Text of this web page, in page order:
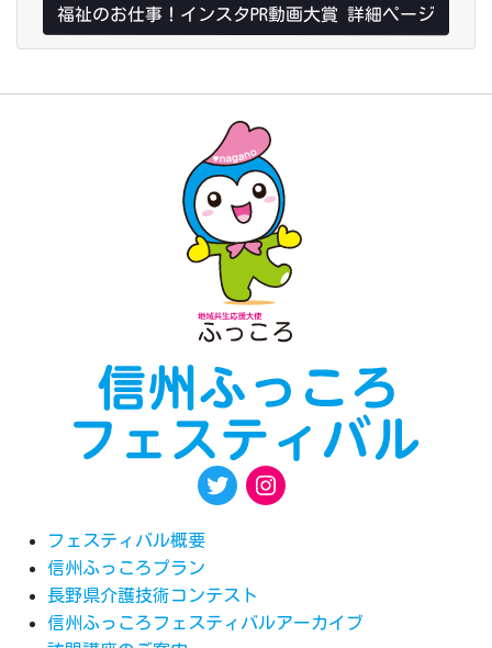
福祉のお仕事！インスタPR動画大賞 詳細ページ
フェスティバル概要
信州ふっころプラン
長野県介護技術コンテスト
信州ふっころフェスティバルアーカイブ